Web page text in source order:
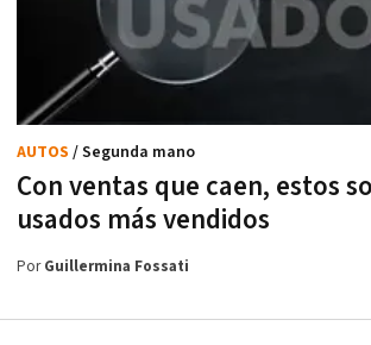
Con ventas que caen, estos
usados más vendidos
AUTOS / Segunda mano
PorGuillermina Fossati